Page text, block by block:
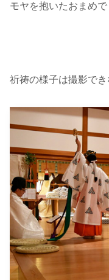
モヤを抱いたおまめ
祈祷の様子は撮影で